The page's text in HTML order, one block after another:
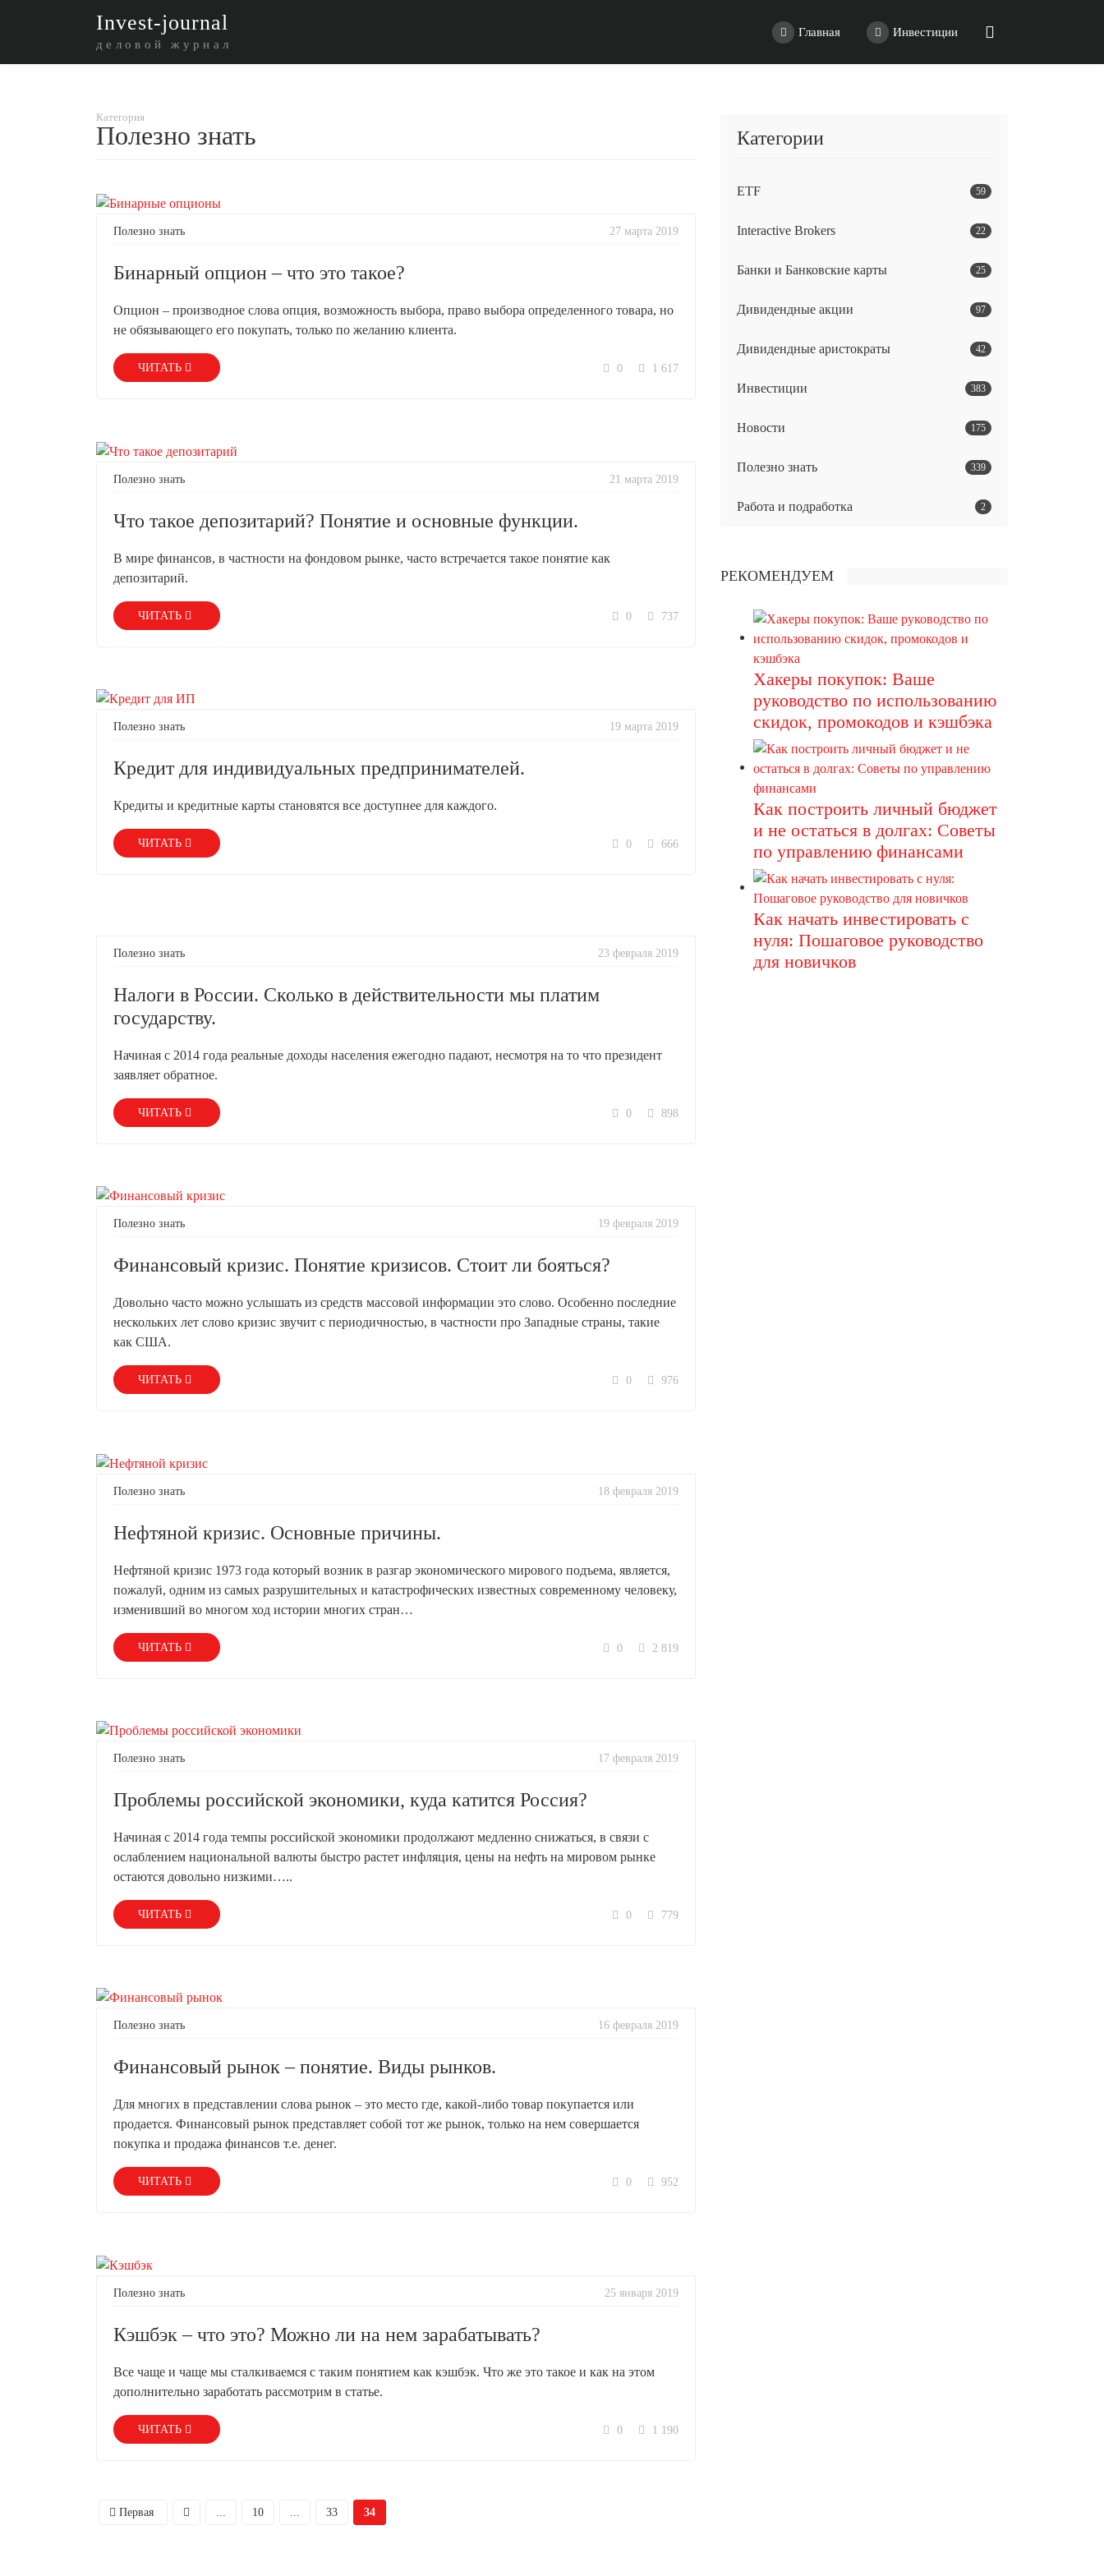
Invest-journal
деловой журнал
Главная Инвестиции
Категория
Полезно знать
Полезно знать 27 марта 2019
Бинарный опцион – что это такое?
Опцион – производное слова опция, возможность выбора, право выбора определенного товара, но
не обязывающего его покупать, только по желанию клиента.
ЧИТАТЬ 0 1 617
Полезно знать 21 марта 2019
Что такое депозитарий? Понятие и основные функции.
В мире финансов, в частности на фондовом рынке, часто встречается такое понятие как
депозитарий.
ЧИТАТЬ 0 737
Полезно знать 19 марта 2019
Кредит для индивидуальных предпринимателей.
Кредиты и кредитные карты становятся все доступнее для каждого.
ЧИТАТЬ 0 666
Полезно знать 23 февраля 2019
Налоги в России. Сколько в действительности мы платим
государству.
Начиная с 2014 года реальные доходы населения ежегодно падают, несмотря на то что президент
заявляет обратное.
ЧИТАТЬ 0 898
Полезно знать 19 февраля 2019
Финансовый кризис. Понятие кризисов. Стоит ли бояться?
Довольно часто можно услышать из средств массовой информации это слово. Особенно последние
нескольких лет слово кризис звучит с периодичностью, в частности про Западные страны, такие
как США.
ЧИТАТЬ 0 976
Полезно знать 18 февраля 2019
Нефтяной кризис. Основные причины.
Нефтяной кризис 1973 года который возник в разгар экономического мирового подъема, является,
пожалуй, одним из самых разрушительных и катастрофических известных современному человеку,
изменивший во многом ход истории многих стран…
ЧИТАТЬ 0 2 819
Полезно знать 17 февраля 2019
Проблемы российской экономики, куда катится Россия?
Начиная с 2014 года темпы российской экономики продолжают медленно снижаться, в связи с
ослаблением национальной валюты быстро растет инфляция, цены на нефть на мировом рынке
остаются довольно низкими…..
ЧИТАТЬ 0 779
Полезно знать 16 февраля 2019
Финансовый рынок – понятие. Виды рынков.
Для многих в представлении слова рынок – это место где, какой-либо товар покупается или
продается. Финансовый рынок представляет собой тот же рынок, только на нем совершается
покупка и продажа финансов т.е. денег.
ЧИТАТЬ 0 952
Полезно знать 25 января 2019
Кэшбэк – что это? Можно ли на нем зарабатывать?
Все чаще и чаще мы сталкиваемся с таким понятием как кэшбэк. Что же это такое и как на этом
дополнительно заработать рассмотрим в статье.
ЧИТАТЬ 0 1 190
Первая 10 33 34
Категории
ETF 59
Interactive Brokers 22
Банки и Банковские карты 25
Дивидендные акции 97
Дивидендные аристократы 42
Инвестиции 383
Новости 175
Полезно знать 339
Работа и подработка 2
РЕКОМЕНДУЕМ
Хакеры покупок: Ваше
руководство по использованию
скидок, промокодов и кэшбэка
Как построить личный бюджет
и не остаться в долгах: Советы
по управлению финансами
Как начать инвестировать с
нуля: Пошаговое руководство
для новичков